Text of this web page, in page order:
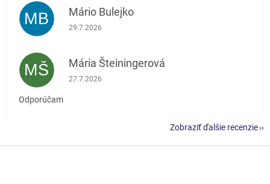
MB Mário Bulejko
Hodnotenie obchodu je 5 z 5 hviezdičiek.
29.7.2026
MŠ Mária Šteiningerová
Hodnotenie obchodu je 5 z 5 hviezdičiek.
27.7.2026
Odporúčam
Zobraziť ďalšie recenzie